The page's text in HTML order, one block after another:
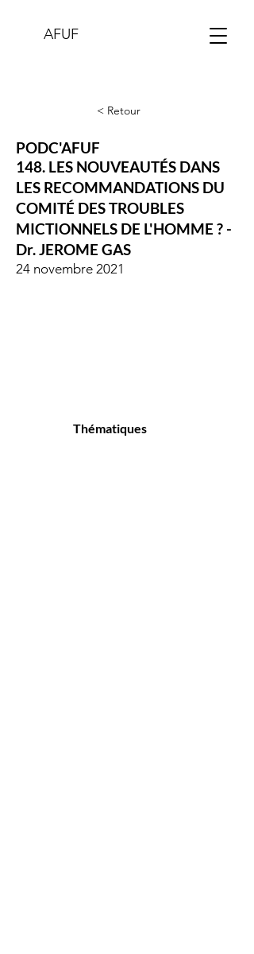
AFUF
< Retour
PODC'AFUF
148. LES NOUVEAUTÉS DANS
LES RECOMMANDATIONS DU
COMITÉ DES TROUBLES
MICTIONNELS DE L'HOMME ? -
Dr. JEROME GAS
24 novembre 2021
Thématiques